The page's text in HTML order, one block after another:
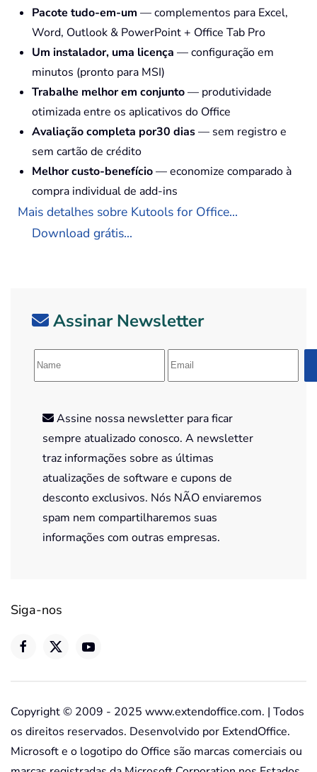
Pacote tudo-em-um — complementos para Excel,
Word, Outlook & PowerPoint + Office Tab Pro
Um instalador, uma licença — configuração em
minutos (pronto para MSI)
Trabalhe melhor em conjunto— produtividade
otimizada entre os aplicativos do Office
Avaliação completa por30 dias— sem registro e
sem cartão de crédito
Melhor custo-benefício— economize comparado à
compra individual de add-ins
Mais detalhes sobre Kutools for Office...
Download grátis...
Assinar Newsletter
Assine nossa newsletter para ficar
sempre atualizado conosco. A newsletter
traz informações sobre as últimas
atualizações de software e cupons de
desconto exclusivos. Nós NÃO enviaremos
spam nem compartilharemos suas
informações com outras empresas.
Siga-nos
Copyright © 2009 - 2025 www.extendoffice.com. | Todos
os direitos reservados. Desenvolvido por ExtendOffice.
Microsoft e o logotipo do Office são marcas comerciais ou